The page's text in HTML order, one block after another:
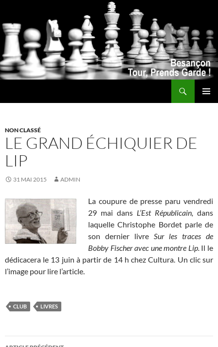
NON CLASSÉ
LE GRAND ÉCHIQUIER DE
LIP
31 MAI 2015 ADMIN
La coupure de presse paru vendredi
29 mai dans L’Est Républicain, dans
laquelle Christophe Bordet parle de
son dernier livre Sur les traces de
Bobby Fischer avec une montre Lip. Il le
dédicacera le 13 juin à partir de 14 h chez Cultura. Un clic sur
l’image pour lire l’article.
CLUB LIVRES
Navigation